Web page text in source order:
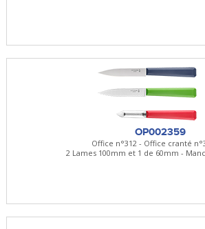
OP002359
Office n°312 - Office cranté
2 Lames 100mm et 1 de 60mm -